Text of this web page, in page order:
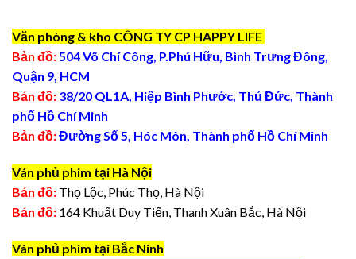
Văn phòng & kho CÔNG TY CP HAPPY LIFE
Bản đồ:504 Võ Chí Công, P.Phú Hữu, Bình Trưng Đông,
Quận 9, HCM
Bản đồ: 38/20 QL1A, Hiệp Bình Phước, Thủ Đức, Thành
phố Hồ Chí Minh
Bản đồ:Đường Số 5, Hóc Môn, Thành phố Hồ Chí Minh
Ván phủ phim tại Hà Nội
Bản đồ: Thọ Lộc, Phúc Thọ, Hà Nội
Bản đồ: 164 Khuất Duy Tiến, Thanh Xuân Bắc, Hà Nội
Ván phủ phim tại Bắc Ninh